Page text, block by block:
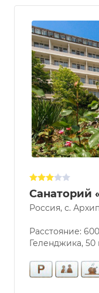
Санаторий
Россия, с.
Расстояние:
Геленджика,